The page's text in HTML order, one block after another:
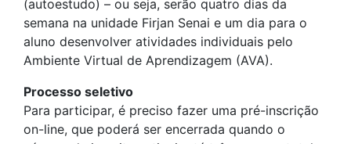
(autoestudo) – ou seja, serão quatro dias da
semana na unidade Firjan Senai e um dia para o
aluno desenvolver atividades individuais pelo
Ambiente Virtual de Aprendizagem (AVA).
Processo seletivo
Para participar, é preciso fazer uma pré-inscrição
on-line, que poderá ser encerrada quando o